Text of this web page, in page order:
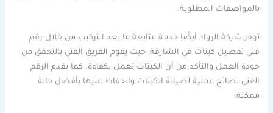
بالمواصفات المطلوبة.
توفر شركة الرواد أيضًا خدمة متابعة ما بعد التركيب من خلال رقم
فني تفصيل كبتات في الشارقة، حيث يقوم الفريق الفني بالتحقق من
جودة العمل والتأكد من أن الكبتات تعمل بكفاءة. كما يقدم الرقم
الفني نصائح عملية لصيانة الكبتات والحفاظ عليها بأفضل حالة
ممكنة.